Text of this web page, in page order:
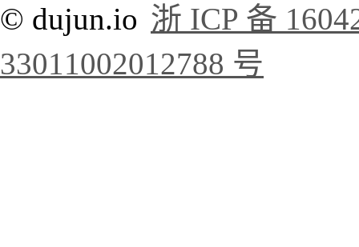
© dujun.io 浙 ICP 备
33011002012788 号